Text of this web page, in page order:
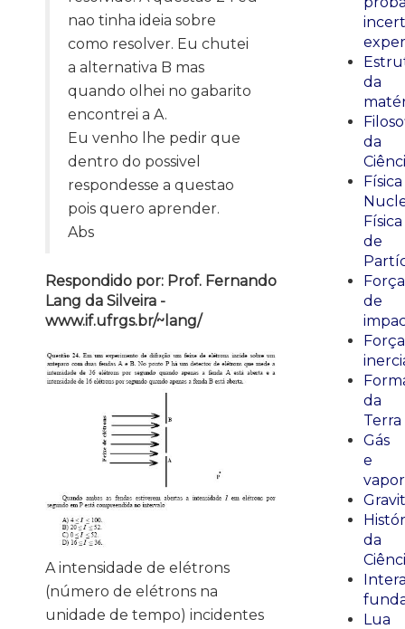
nao tinha ideia sobre
como resolver. Eu chutei
a alternativa B mas
quando olhei no gabarito
encontrei a A.
Eu venho lhe pedir que
dentro do possivel
respondesse a questao
pois quero aprender.
Abs
Respondido por: Prof. Fernando
Lang da Silveira -
www.if.ufrgs.br/~lang/
A intensidade de elétrons
(número de elétrons na
unidade de tempo) incidentes
da
da
Física
Física
de
Força
de
da
Terra
Gás
e
vapor
da
Lua